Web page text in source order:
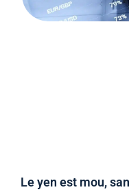
Le yen est mou,